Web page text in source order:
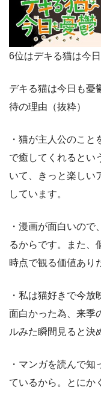
6位はデキる猫は今
デキる猫は今日も憂
待の理由（抜粋）
・猫が主人公のこ
で癒してくれるとい
いて、きっと楽しい
しています。
・漫画が面白いの
るからです。また、
時点で観る価値あり
・私は猫好きで今
面白かった為、来季
ルみた瞬間見ると決
・マンガを読んで
ているから。とにか